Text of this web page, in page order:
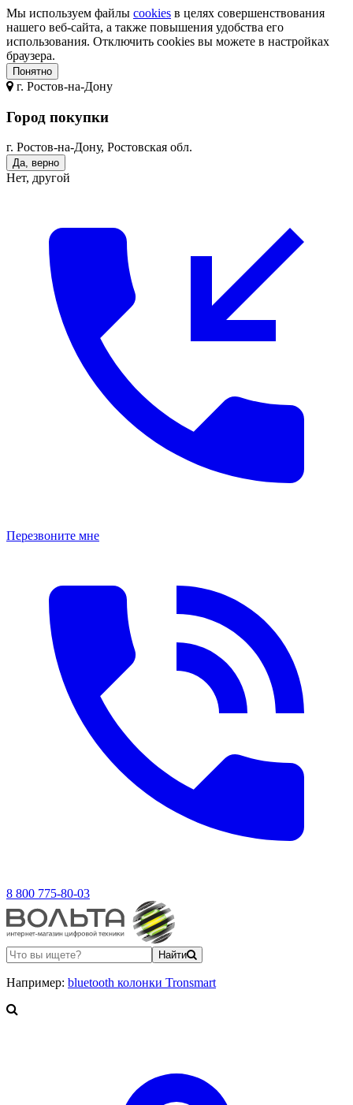
Мы используем файлы cookies в целях совершенствования
нашего веб-сайта, а также повышения удобства его
использования. Отключить cookies вы можете в настройках
браузера.
Понятно
г. Ростов-на-Дону
Город покупки
г. Ростов-на-Дону, Ростовская обл.
Да, верно
Нет, другой
Перезвоните мне
8 800 775-80-03
Найти
Например: bluetooth колонки Tronsmart